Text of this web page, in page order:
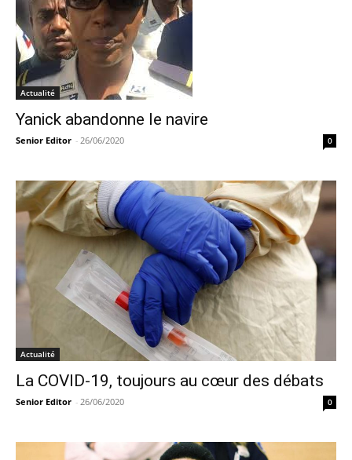
Actualité
Yanick abandonne le navire
Senior Editor - 26/06/2020 0
Actualité
La COVID-19, toujours au cœur des débats
Senior Editor - 26/06/2020 0